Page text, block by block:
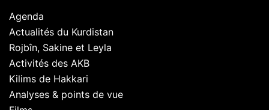
Agenda
Actualités du Kurdistan
Rojbîn, Sakine et Leyla
Activités des AKB
Kilims de Hakkari
Analyses & points de vue